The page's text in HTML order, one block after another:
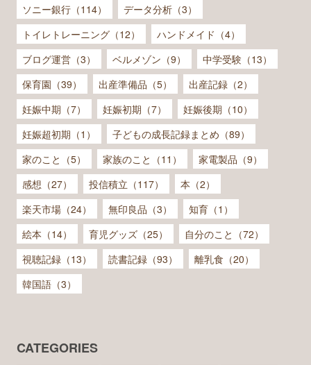
ソニー銀行（114）
データ分析（3）
トイレトレーニング（12）
ハンドメイド（4）
ブログ運営（3）
ベルメゾン（9）
中学受験（13）
保育園（39）
出産準備品（5）
出産記録（2）
妊娠中期（7）
妊娠初期（7）
妊娠後期（10）
妊娠超初期（1）
子どもの成長記録まとめ（89）
家のこと（5）
家族のこと（11）
家電製品（9）
感想（27）
投信積立（117）
本（2）
楽天市場（24）
無印良品（3）
知育（1）
絵本（14）
育児グッズ（25）
自分のこと（72）
視聴記録（13）
読書記録（93）
離乳食（20）
韓国語（3）
CATEGORIES